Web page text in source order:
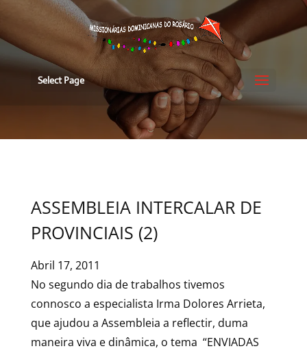
Select Page
ASSEMBLEIA INTERCALAR DE
PROVINCIAIS (2)
Abril 17, 2011
No segundo dia de trabalhos tivemos
connosco a especialista Irma Dolores Arrieta,
que ajudou a Assembleia a reflectir, duma
maneira viva e dinâmica, o tema “ENVIADAS